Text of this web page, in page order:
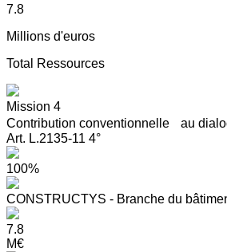
7.8
Millions d'euros
Total Ressources
Mission 4
Contribution conventionnelle au
Art. L.2135-11 4°
100%
CONSTRUCTYS - Branche du
7.8
M€